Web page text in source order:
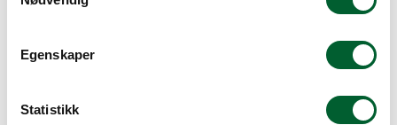
Egenskaper
Statistikk